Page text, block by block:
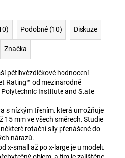
Podobné (10) Diskuze
Značka
pětihvězdičkové hodnocení
Rating™ od mezinárodně
Institute and State
s nízkým třením, která umožňuje
15 mm ve všech směrech. Studie
rotační síly přenášené do
nárazů.
x-small až po x-large je u modelu
objem, a tím je zajištěno